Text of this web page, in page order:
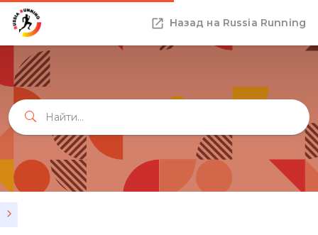
Назад на Russia Running